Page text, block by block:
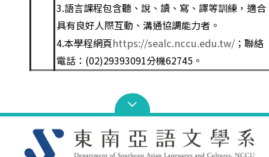
3.語⾔課程包含聽、說、讀、寫、譯等訓練，適合
具有良好⼈際互動、溝通協調能⼒者。
4.本學程網頁https://sealc.nccu.edu.tw/ ；聯絡
電話：(02)29393091分機62745。